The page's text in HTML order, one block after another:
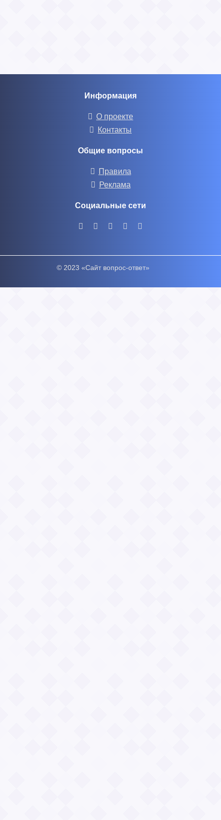
Информация
О проекте
Контакты
Общие вопросы
Правила
Реклама
Социальные сети
© 2023 «Сайт вопрос-ответ»